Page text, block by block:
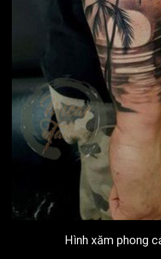
Hình xăm phong